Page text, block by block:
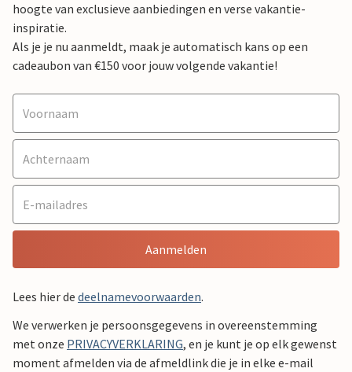
hoogte van exclusieve aanbiedingen en verse vakantie-
inspiratie.
Als je je nu aanmeldt, maak je automatisch kans op een
cadeaubon van €150 voor jouw volgende vakantie!
Aanmelden
Lees hier de deelnamevoorwaarden.
We verwerken je persoonsgegevens in overeenstemming
met onze PRIVACYVERKLARING, en je kunt je op elk gewenst
moment afmelden via de afmeldlink die je in elke e-mail